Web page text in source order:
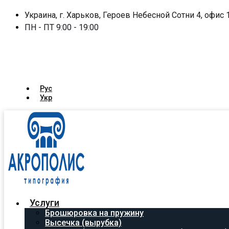
Украина, г. Харьков, Героев Небесной Сотни 4, офис
ПН - ПТ 9:00 - 19:00
Рус
Укр
Услуги
Брошюровка на пружину
Высечка (вырубка)